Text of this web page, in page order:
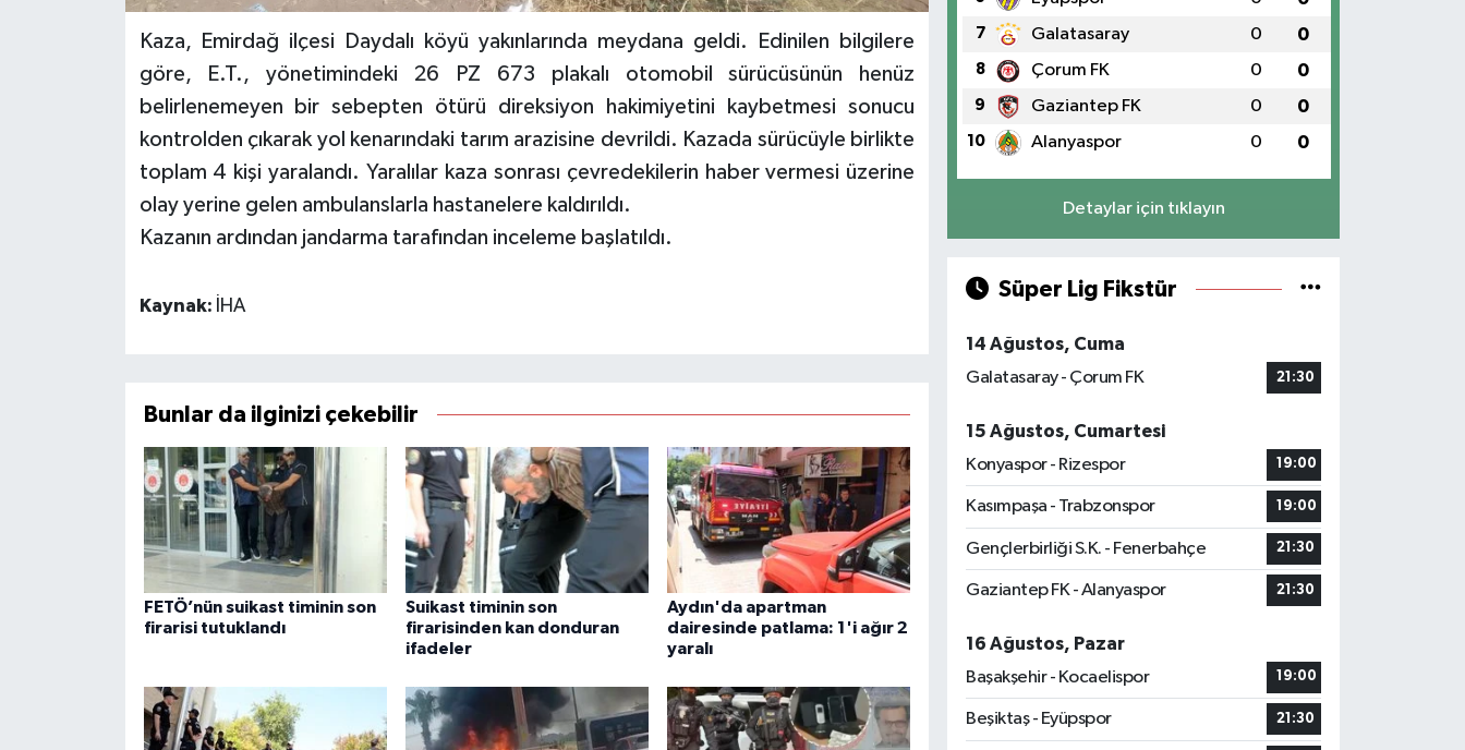
Kaza, Emirdağ ilçesi Daydalı köyü yakınlarında meydana geldi. Edinilen bilgilere
göre, E.T., yönetimindeki 26 PZ 673 plakalı otomobil sürücüsünün henüz
belirlenemeyen bir sebepten ötürü direksiyon hakimiyetini kaybetmesi sonucu
kontrolden çıkarak yol kenarındaki tarım arazisine devrildi. Kazada sürücüyle birlikte
toplam 4 kişi yaralandı. Yaralılar kaza sonrası çevredekilerin haber vermesi üzerine
olay yerine gelen ambulanslarla hastanelere kaldırıldı.
Kazanın ardından jandarma tarafından inceleme başlatıldı.
Kaynak: İHA
Bunlar da ilginizi çekebilir
FETÖ’nün suikast timinin son
firarisi tutuklandı
Suikast timinin son
firarisinden kan donduran
ifadeler
Aydın'da apartman
dairesinde patlama: 1'i ağır 2
yaralı
7 Galatasaray 0 0
8 Çorum FK 0 0
9 Gaziantep FK 0 0
10 Alanyaspor 0 0
Detaylar için tıklayın
Süper Lig Fikstür
14 Ağustos, Cuma
Galatasaray - Çorum FK
21:30
15 Ağustos, Cumartesi
Konyaspor - Rizespor
19:00
Kasımpaşa - Trabzonspor 19:00
Gençlerbirliği S.K. - Fenerbahçe 21:30
Gaziantep FK - Alanyaspor 21:30
16 Ağustos, Pazar
Başakşehir - Kocaelispor
19:00
Beşiktaş - Eyüpspor 21:30